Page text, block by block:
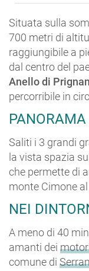
Situata sulla
700 metri di
raggiungibile a
dal centro del
Anello di
percorribile in
PANORAMA
Saliti i 3 grandi
la vista spazia
che permette di
monte Cimone
NEI
A meno di 40
amanti dei
comune di